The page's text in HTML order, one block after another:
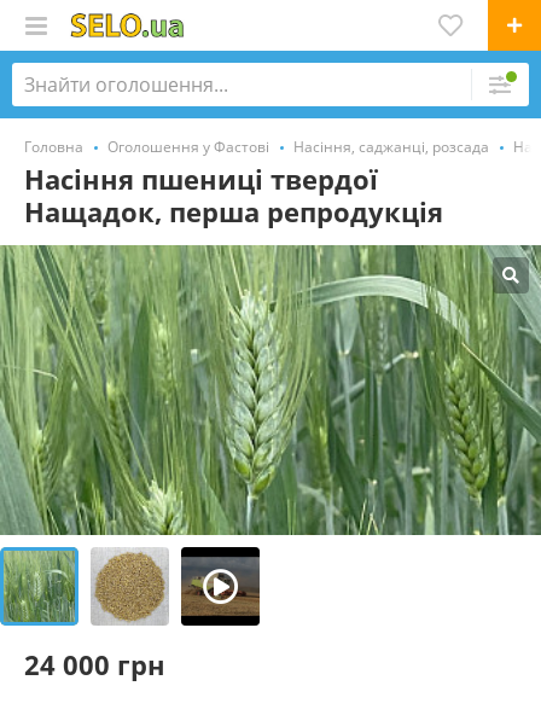
Головна Оголошення у Фастові Насіння, саджанці, розсада
Насіння пшениці твердої
Нащадок, перша репродукція
24 000 грн